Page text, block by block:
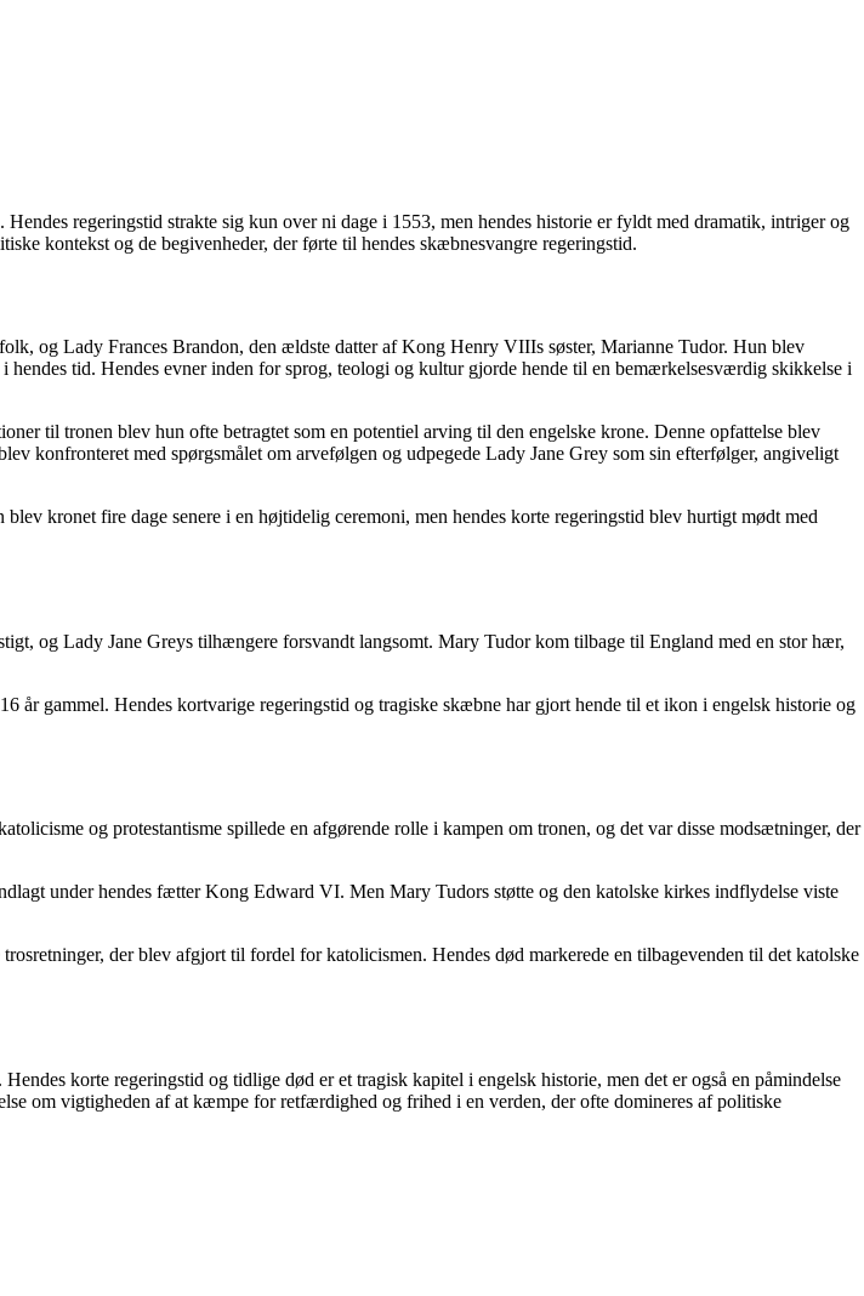
regeringstid strakte sig kun over ni dage i 1553, men hendes historie er fyldt med dramatik, intriger og
kontekst og de begivenheder, der førte til hendes skæbnesvangre regeringstid.
og Lady Frances Brandon, den ældste datter af Kong Henry VIIIs søster, Marianne Tudor. Hun blev
tid. Hendes evner inden for sprog, teologi og kultur gjorde hende til en bemærkelsesværdig skikkelse i
til tronen blev hun ofte betragtet som en potentiel arving til den engelske krone. Denne opfattelse blev
konfronteret med spørgsmålet om arvefølgen og udpegede Lady Jane Grey som sin efterfølger, angiveligt
kronet fire dage senere i en højtidelig ceremoni, men hendes korte regeringstid blev hurtigt mødt med
og Lady Jane Greys tilhængere forsvandt langsomt. Mary Tudor kom tilbage til England med en stor hær,
gammel. Hendes kortvarige regeringstid og tragiske skæbne har gjort hende til et ikon i engelsk historie og
og protestantisme spillede en afgørende rolle i kampen om tronen, og det var disse modsætninger, der
under hendes fætter Kong Edward VI. Men Mary Tudors støtte og den katolske kirkes indflydelse viste
der blev afgjort til fordel for katolicismen. Hendes død markerede en tilbagevenden til det katolske
korte regeringstid og tidlige død er et tragisk kapitel i engelsk historie, men det er også en påmindelse
om vigtigheden af ​​at kæmpe for retfærdighed og frihed i en verden, der ofte domineres af politiske